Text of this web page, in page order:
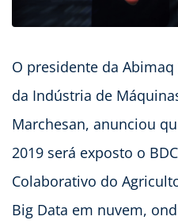
O presidente da
da Indústria de
Marchesan, anunciou
2019 será exposto o
Colaborativo do
Big Data em nuvem,